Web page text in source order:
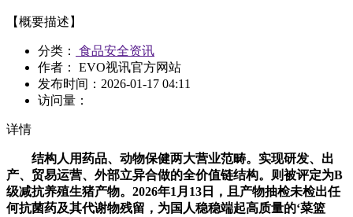
【概要描述】
分类：
食品安全资讯
作者： EVO视讯官方网站
发布时间： 2026-01-17 04:11
访问量：
详情
结构人用药品、动物保健两大营业范畴。实现研发、出
产、贸易运营、外部立异合做的全价值链结构。则被评定为B
级减抗养殖生猪产物。2026年1月13日，且产物抽检未检出任
何抗菌药及其代谢物残留，为国人稳稳端起高质量的‘菜篮